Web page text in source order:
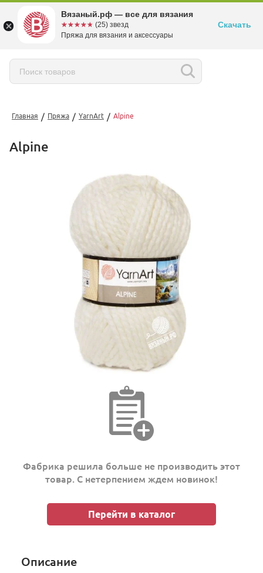
Главная / Пряжа / YarnArt / Alpine
Alpine
Фабрика решила больше не производить этот
товар. С нетерпением ждем новинок!
Перейти в каталог
Описание
Вязаный.рф — все для вязания
☆☆☆☆☆
★★★★★ (25) звезд
Пряжа для вязания и аксессуары
Скачать